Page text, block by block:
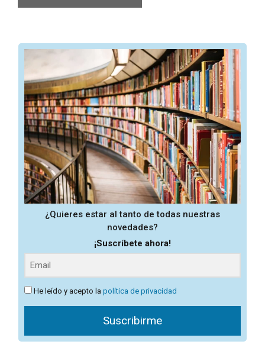
¿Quieres estar al tanto de todas nuestras
novedades?
¡Suscríbete ahora!
He leído y acepto lapolítica de privacidad
Suscribirme